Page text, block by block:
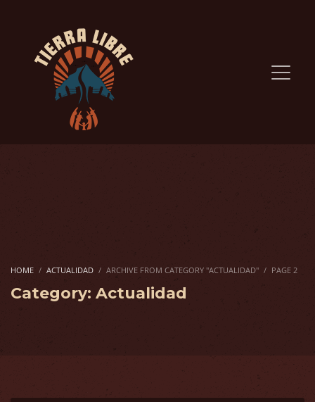
HOME ACTUALIDAD ARCHIVE FROM CATEGORY "ACTUALIDAD" PAGE 2
Category: Actualidad